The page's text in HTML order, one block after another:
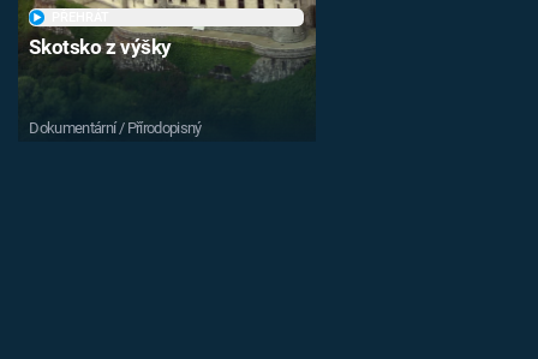
Skotsko z výšky
Dokumentární / Přírodopisný